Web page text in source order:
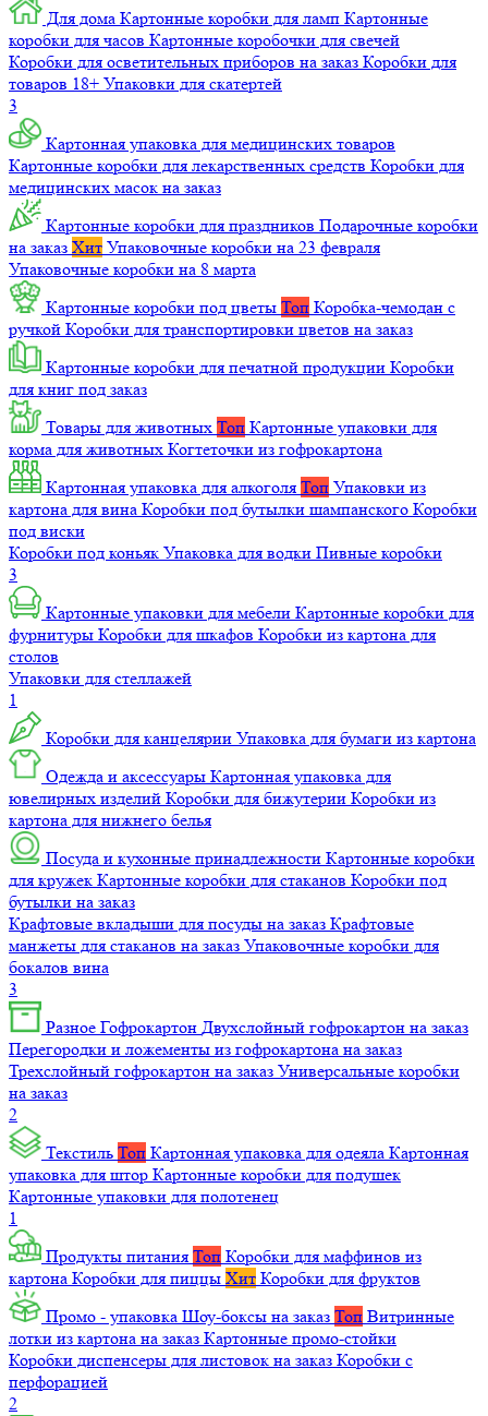
Для дома Картонные коробки для ламп Картонные
коробки для часов Картонные коробочки для свечей
Коробки для осветительных приборов на заказ Коробки для
товаров 18+ Упаковки для скатертей
3
Картонная упаковка для медицинских товаров
Картонные коробки для лекарственных средств Коробки для
медицинских масок на заказ
Картонные коробки для праздников Подарочные коробки
на заказ Хит Упаковочные коробки на 23 февраля
Упаковочные коробки на 8 марта
Картонные коробки под цветы Топ Коробка-чемодан с
ручкой Коробки для транспортировки цветов на заказ
Картонные коробки для печатной продукции Коробки
для книг под заказ
Товары для животных Топ Картонные упаковки для
корма для животных Когтеточки из гофрокартона
Картонная упаковка для алкоголя Топ Упаковки из
картона для вина Коробки под бутылки шампанского Коробки
под виски
Коробки под коньяк Упаковка для водки Пивные коробки
3
Картонные упаковки для мебели Картонные коробки для
фурнитуры Коробки для шкафов Коробки из картона для
столов
Упаковки для стеллажей
1
Коробки для канцелярии Упаковка для бумаги из картона
Одежда и аксессуары Картонная упаковка для
ювелирных изделий Коробки для бижутерии Коробки из
картона для нижнего белья
Посуда и кухонные принадлежности Картонные коробки
для кружек Картонные коробки для стаканов Коробки под
бутылки на заказ
Крафтовые вкладыши для посуды на заказ Крафтовые
манжеты для стаканов на заказ Упаковочные коробки для
бокалов вина
3
Разное Гофрокартон Двухслойный гофрокартон на заказ
Перегородки и ложементы из гофрокартона на заказ
Трехслойный гофрокартон на заказ Универсальные коробки
на заказ
2
Текстиль Топ Картонная упаковка для одеяла Картонная
упаковка для штор Картонные коробки для подушек
Картонные упаковки для полотенец
1
Продукты питания Топ Коробки для маффинов из
картона Коробки для пиццы Хит Коробки для фруктов
Промо - упаковка Шоу-боксы на заказ Топ Витринные
лотки из картона на заказ Картонные промо-стойки
Коробки диспенсеры для листовок на заказ Коробки с
перфорацией
2